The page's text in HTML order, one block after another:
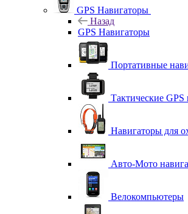
GPS Навигаторы
Назад
GPS Навигаторы
Портативные
Тактические GPS
Навигаторы для
Авто-Мото
Велокомпьютеры